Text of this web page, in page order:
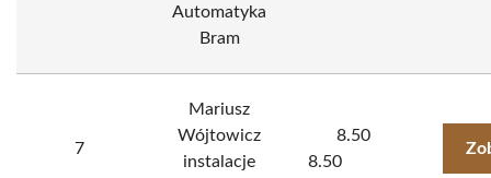
Automatyka
Bram
7
Mariusz
Wójtowicz
instalacje
8.50
8.50